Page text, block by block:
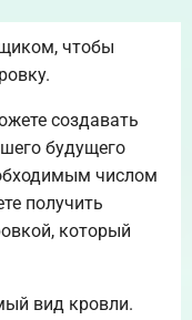
чтобы
создавать
будущего
числом
получить
который
вид кровли.